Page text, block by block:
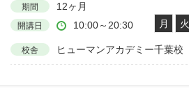
期間 12ヶ月
開講日 10:00～20:30 月 火
校舎 ヒューマンアカデミー千葉校